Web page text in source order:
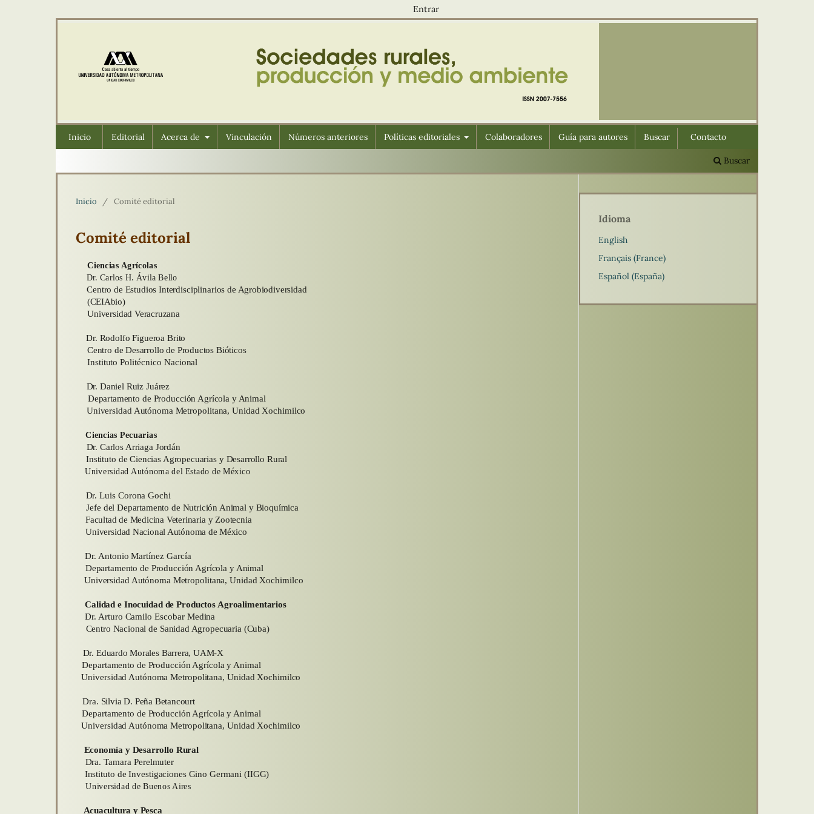
Inicio Editorial Acerca de Vinculación Números anteriores Políticas editoriales Colaboradores Guía para autores Buscar Contacto
Buscar
Entrar
Inicio / Comité editorial
Comité editorial
Ciencias Agrícolas
Dr. Carlos H. Ávila Bello
Centro de Estudios Interdisciplinarios de Agrobiodiversidad
(CEIAbio)
Universidad Veracruzana
Dr. Rodolfo Figueroa Brito
Centro de Desarrollo de Productos Bióticos
Instituto Politécnico Nacional
Dr. Daniel Ruiz Juárez
Departamento de Producción Agrícola y Animal
Universidad Autónoma Metropolitana, Unidad Xochimilco
Ciencias Pecuarias
Dr. Carlos Arriaga Jordán
Instituto de Ciencias Agropecuarias y Desarrollo Rural
Universidad Autónoma del Estado de México
Dr. Luis Corona Gochi
Jefe del Departamento de Nutrición Animal y Bioquímica
Facultad de Medicina Veterinaria y Zootecnia
Universidad Nacional Autónoma de México
Dr. Antonio Martínez García
Departamento de Producción Agrícola y Animal
Universidad Autónoma Metropolitana, Unidad Xochimilco
Calidad e Inocuidad de Productos Agroalimentarios
Dr. Arturo Camilo Escobar Medina
Centro Nacional de Sanidad Agropecuaria (Cuba)
Dr. Eduardo Morales Barrera, UAM-X
Departamento de Producción Agrícola y Animal
Universidad Autónoma Metropolitana, Unidad Xochimilco
Dra. Silvia D. Peña Betancourt
Departamento de Producción Agrícola y Animal
Universidad Autónoma Metropolitana, Unidad Xochimilco
Economía y Desarrollo Rural
Dra. Tamara Perelmuter
Instituto de Investigaciones Gino Germani (IIGG)
Universidad de Buenos Aires
Acuacultura y Pesca
Idioma
English
Français (France)
Español (España)